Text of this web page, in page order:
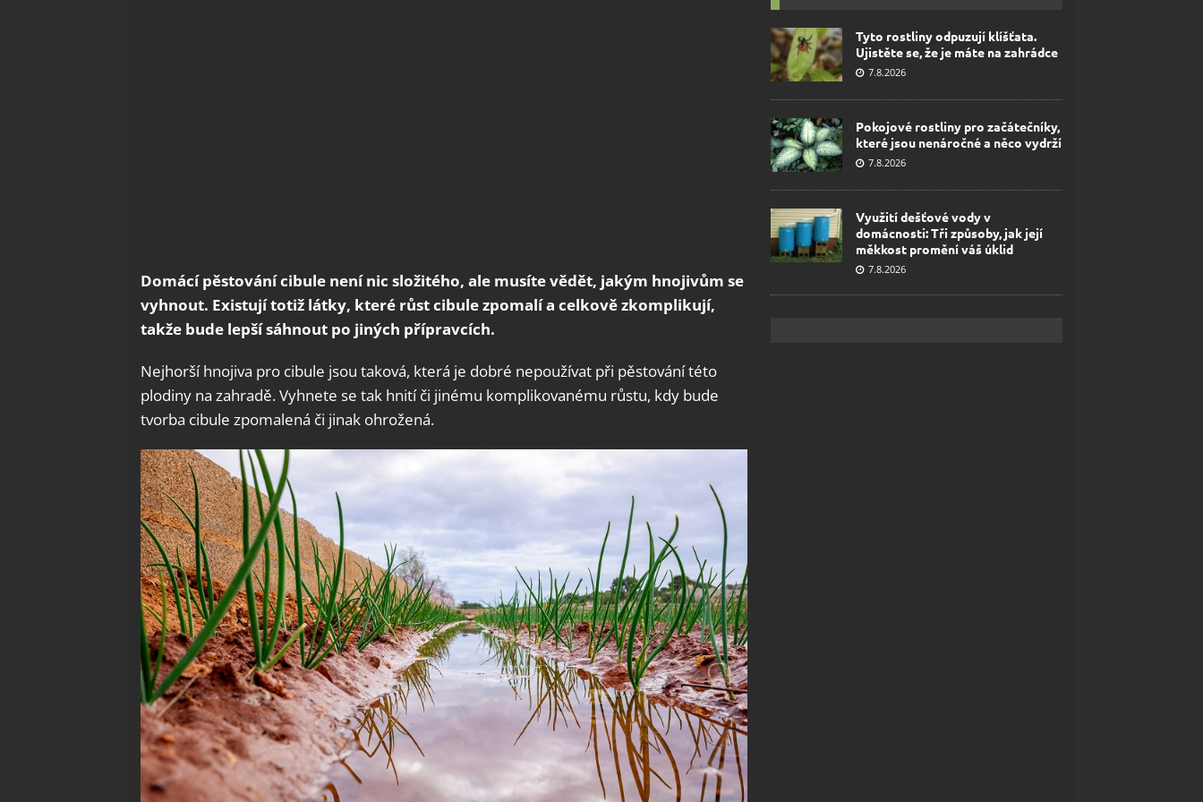
Domácí pěstování cibule není nic složitého, ale musíte vědět, jakým hnojivům se
vyhnout. Existují totiž látky, které růst cibule zpomalí a celkově zkomplikují,
takže bude lepší sáhnout po jiných přípravcích.
Nejhorší hnojiva pro cibule jsou taková, která je dobré nepoužívat při pěstování této
plodiny na zahradě. Vyhnete se tak hnití či jinému komplikovanému růstu, kdy bude
tvorba cibule zpomalená či jinak ohrožená.
Tyto rostliny odpuzují klíšťata.
Ujistěte se, že je máte na zahrádce
7.8.2026
Pokojové rostliny pro začátečníky,
které jsou nenáročné a něco vydrží
7.8.2026
Využití dešťové vody v
domácnosti: Tři způsoby, jak její
měkkost promění váš úklid
7.8.2026